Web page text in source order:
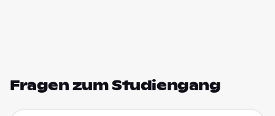
Fragen zum Studiengang